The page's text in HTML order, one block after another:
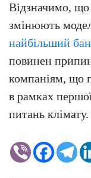
Відзначимо, що
змінюють
найбільший
повинен
компаніям, що
в рамках першої
питань клімату.